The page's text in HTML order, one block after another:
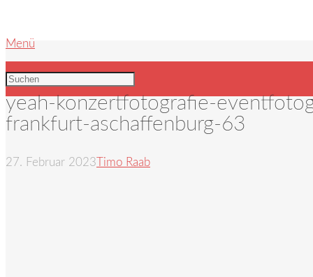
Menü
yeah-konzertfotografie-
frankfurt-aschaffenburg-63
27. Februar 2023 Timo Raab